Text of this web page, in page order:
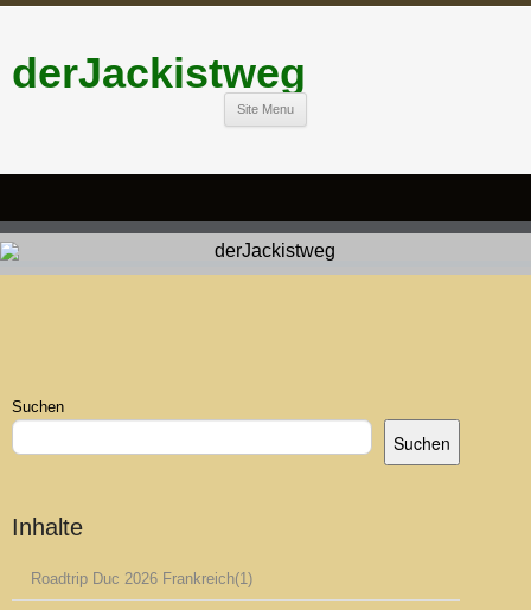
derJackistweg
Site Menu
Suchen
Suchen
Inhalte
Roadtrip Duc 2026 Frankreich(1)